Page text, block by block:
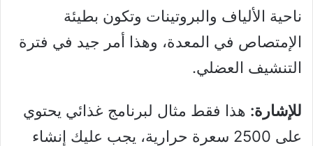
ناحية الألياف والبروتينات وتكون بطيئة
الإمتصاص في المعدة، وهذا أمر جيد في فترة
التنشيف العضلي.
للإشارة: هذا فقط مثال لبرنامج غذائي يحتوي
على 2500 سعرة حرارية، يجب عليك إنشاء